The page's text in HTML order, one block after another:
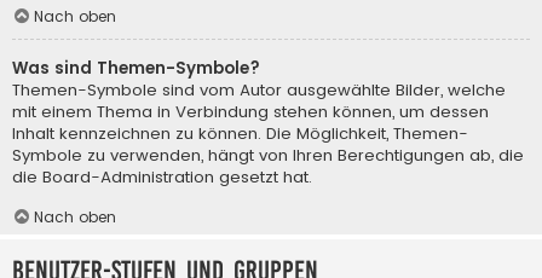
Nach oben
Was sind Themen-Symbole?
Themen-Symbole sind vom Autor ausgewählte Bilder, welche
mit einem Thema in Verbindung stehen können, um dessen
Inhalt kennzeichnen zu können. Die Möglichkeit, Themen-
Symbole zu verwenden, hängt von Ihren Berechtigungen ab, die
die Board-Administration gesetzt hat.
Nach oben
Benutzer-Stufen und Gruppen